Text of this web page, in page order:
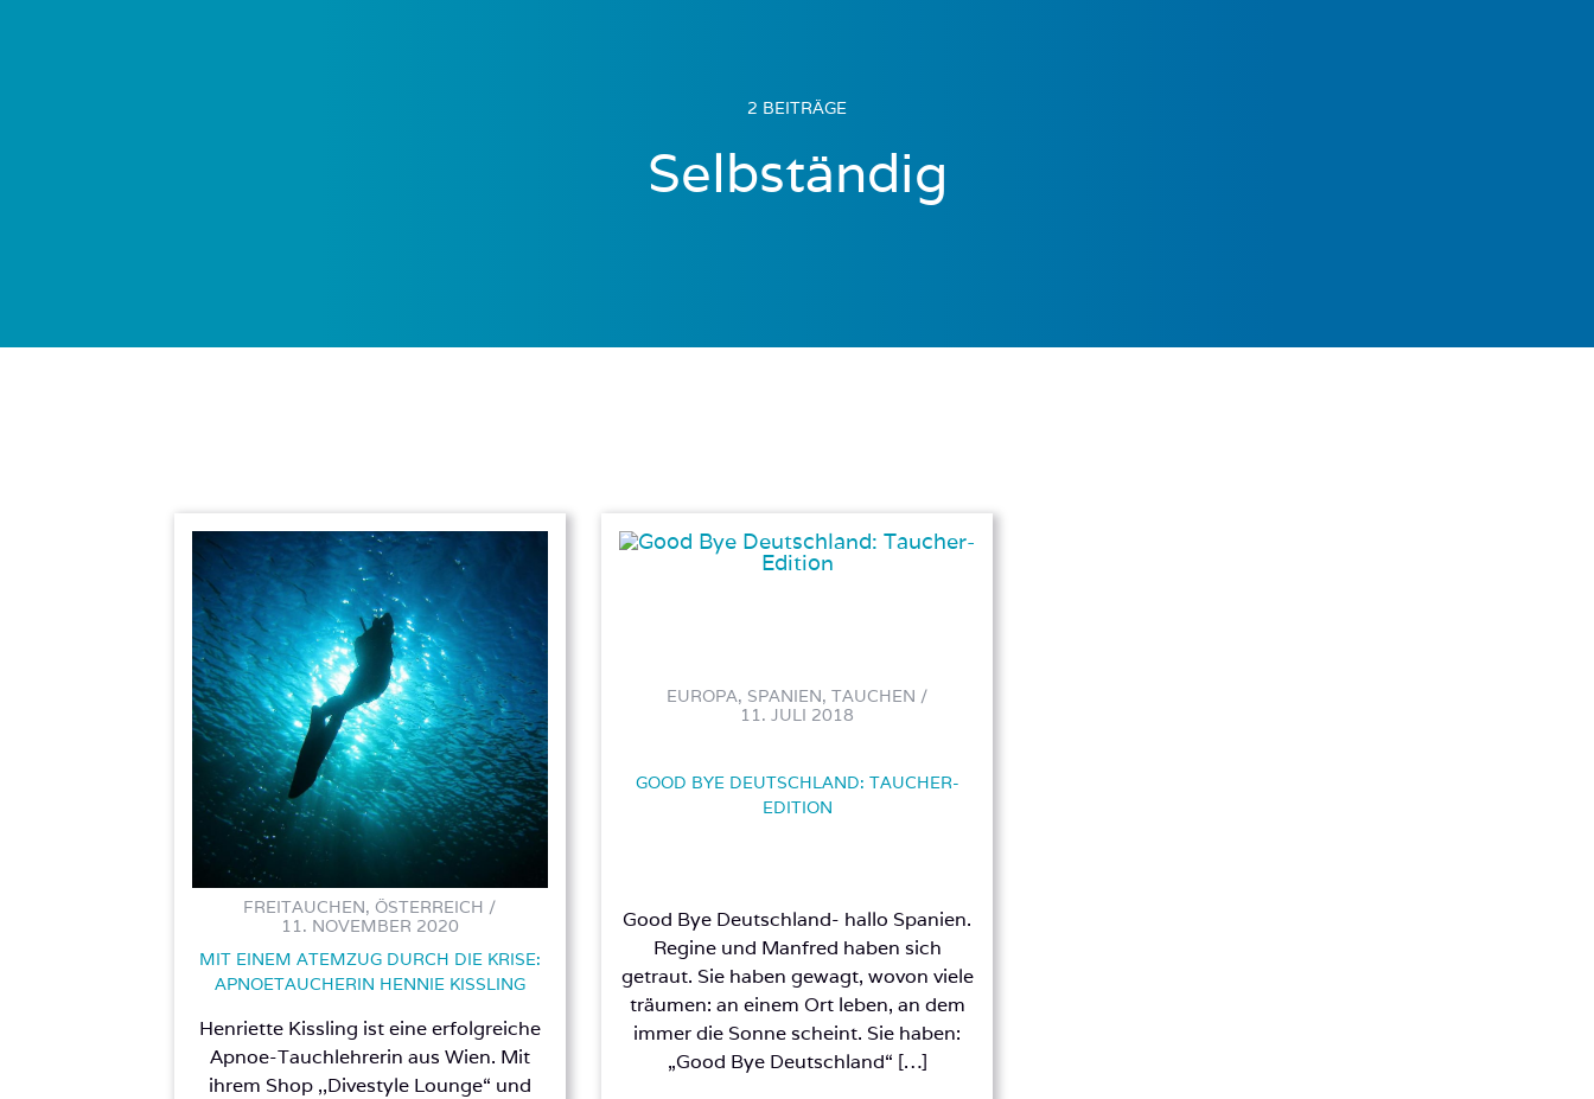
2 BEITRÄGE
Selbständig
FREITAUCHEN, ÖSTERREICH /
11. NOVEMBER 2020
MIT EINEM ATEMZUG DURCH DIE KRISE:
APNOETAUCHERIN HENNIE KISSLING
Henriette Kissling ist eine erfolgreiche
Apnoe-Tauchlehrerin aus Wien. Mit
ihrem Shop ,,Divestyle Lounge“ und
EUROPA, SPANIEN, TAUCHEN /
11. JULI 2018
GOOD BYE DEUTSCHLAND: TAUCHER-
EDITION
Good Bye Deutschland- hallo Spanien.
Regine und Manfred haben sich
getraut. Sie haben gewagt, wovon viele
träumen: an einem Ort leben, an dem
immer die Sonne scheint. Sie haben:
„Good Bye Deutschland“ […]